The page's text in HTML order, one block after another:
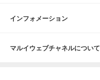
インフォメーション
マルイウェブチャネルについて